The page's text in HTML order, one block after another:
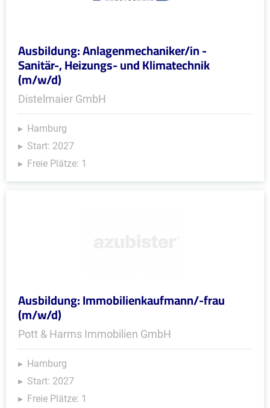
Ausbildung: Anlagenmechaniker/in -
Sanitär-, Heizungs- und Klimatechnik
(m/w/d)
Distelmaier GmbH
Hamburg
Start: 2027
Freie Plätze: 1
Ausbildung: Immobilienkaufmann/-frau
(m/w/d)
Pott & Harms Immobilien GmbH
Hamburg
Start: 2027
Freie Plätze: 1